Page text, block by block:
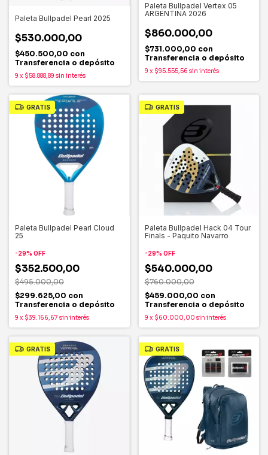
Paleta Bullpadel Pearl 2025
$530.000,00
$450.500,00 con
Transferencia o depósito
9 x $58.888,89 sin interés
Paleta Bullpadel Vertex 05
ARGENTINA 2026
$860.000,00
$731.000,00 con
Transferencia o depósito
9 x $95.555,56 sin interés
GRATIS
Paleta Bullpadel Pearl Cloud
25
-29% OFF
$352.500,00
$495.000,00
$299.625,00 con
Transferencia o depósito
9 x $39.166,67 sin interés
GRATIS
Paleta Bullpadel Hack 04 Tour
Finals - Paquito Navarro
-29% OFF
$540.000,00
$760.000,00
$459.000,00 con
Transferencia o depósito
9 x $60.000,00 sin interés
GRATIS GRATIS